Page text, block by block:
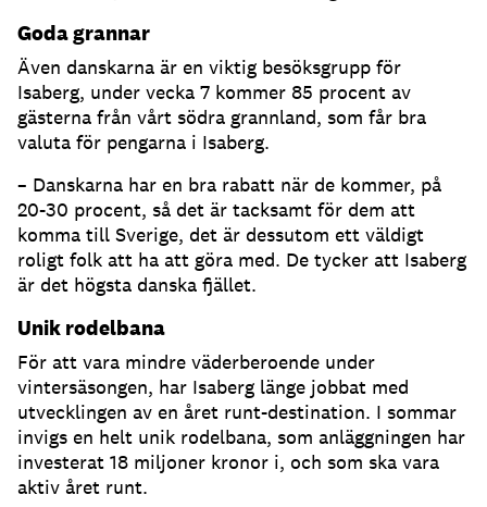
Goda grannar
Även danskarna är en viktig besöksgrupp för
Isaberg, under vecka 7 kommer 85 procent av
gästerna från vårt södra grannland, som får bra
valuta för pengarna i Isaberg.
– Danskarna har en bra rabatt när de kommer, på
20-30 procent, så det är tacksamt för dem att
komma till Sverige, det är dessutom ett väldigt
roligt folk att ha att göra med. De tycker att Isaberg
är det högsta danska fjället.
Unik rodelbana
För att vara mindre väderberoende under
vintersäsongen, har Isaberg länge jobbat med
utvecklingen av en året runt-destination. I sommar
invigs en helt unik rodelbana, som anläggningen har
investerat 18 miljoner kronor i, och som ska vara
aktiv året runt.